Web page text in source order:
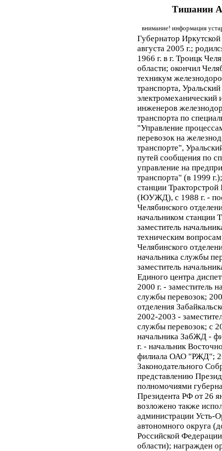
Тишанин
внимание! информация
Губернатор Иркутской
августа 2005 г.;
1966 г. в г. Троицк
области; окончил
техникум
транспорта, Уральский
электромеханический
инженеров
транспорта по
"Управление
перевозок на
транспорте",
путей сообщения по
управление на
транспорта" (в 1999
станции
(ЮУЖД), с 1988 г. -
Челябинского
начальником
заместитель
техническим
Челябинского
начальника службы
заместитель
Единого центра
2000 г. - заместитель
службы перевозок;
отделения
2002-2003 -
службы перевозок; с
начальника ЗабЖД -
г. - начальник
филиала ОАО "РЖД"; 26
Законодательного
представлению
полномочиями
Президента РФ от 26
возложено также
администрации Усть-
автономного округа
Российской
области); награжден